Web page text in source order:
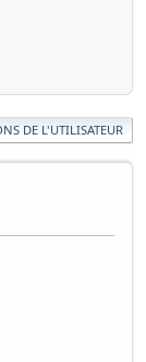
DE L'UTILISATEUR